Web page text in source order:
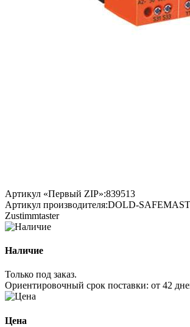
Артикул «Первый ZIP»:839513
Артикул производителя:DOLD-
Zustimmtaster
Наличие
Только под заказ.
Ориентировочный срок поставки: от 42
Цена